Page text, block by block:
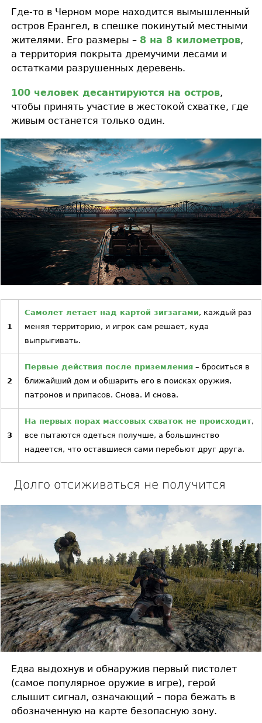
Где-то в Черном море находится вымышленный
остров Ерангел, в спешке покинутый местными
жителями. Его размеры – 8 на 8 километров,
а территория покрыта дремучими лесами и
остатками разрушенных деревень.
100 человек десантируются на остров,
чтобы принять участие в жестокой схватке, где
живым останется только один.
1
Самолет летает над картой зигзагами, каждый раз
меняя территорию, и игрок сам решает, куда
выпрыгивать.
2
Первые действия после приземления – броситься в
ближайший дом и обшарить его в поисках оружия,
патронов и припасов. Снова. И снова.
3
На первых порах массовых схваток не происходит,
все пытаются одеться получше, а большинство
надеется, что оставшиеся сами перебьют друг друга.
Долго отсиживаться не получится
Едва выдохнув и обнаружив первый пистолет
(самое популярное оружие в игре), герой
слышит сигнал, означающий – пора бежать в
обозначенную на карте безопасную зону.